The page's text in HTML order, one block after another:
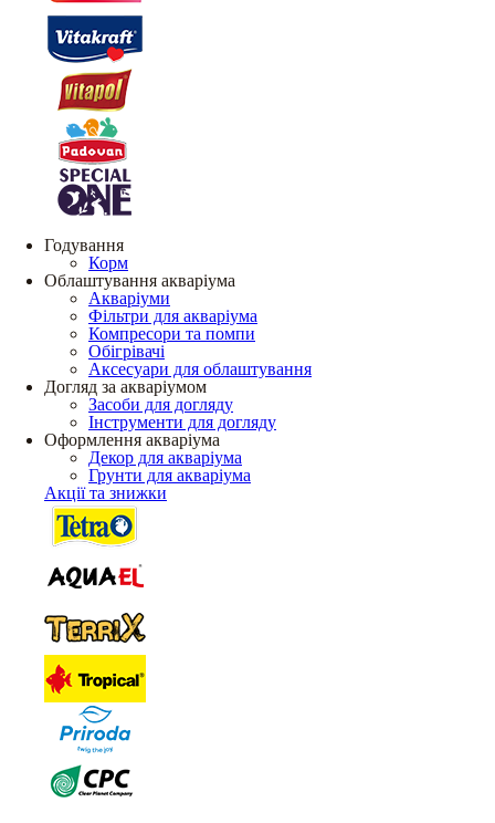
Годування
Корм
Облаштування акваріума
Акваріуми
Фільтри для акваріума
Компресори та помпи
Обігрівачі
Аксесуари для облаштування
Догляд за акваріумом
Засоби для догляду
Інструменти для догляду
Оформлення акваріума
Декор для акваріума
Грунти для акваріума
Акції та знижки